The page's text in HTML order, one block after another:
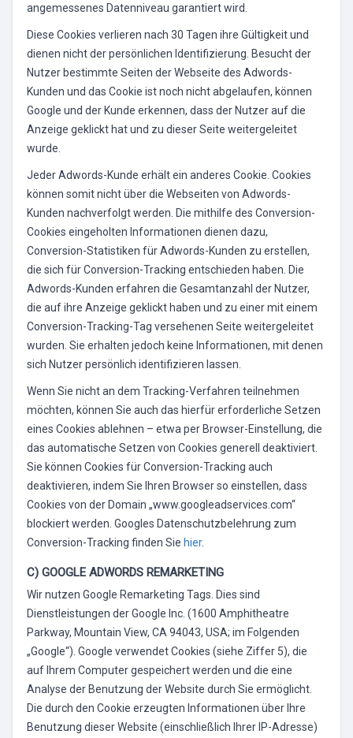
angemessenes Datenniveau garantiert wird.
Diese Cookies verlieren nach 30 Tagen ihre Gültigkeit und
dienen nicht der persönlichen Identifizierung. Besucht der
Nutzer bestimmte Seiten der Webseite des Adwords-
Kunden und das Cookie ist noch nicht abgelaufen, können
Google und der Kunde erkennen, dass der Nutzer auf die
Anzeige geklickt hat und zu dieser Seite weitergeleitet
wurde.
Jeder Adwords-Kunde erhält ein anderes Cookie. Cookies
können somit nicht über die Webseiten von Adwords-
Kunden nachverfolgt werden. Die mithilfe des Conversion-
Cookies eingeholten Informationen dienen dazu,
Conversion-Statistiken für Adwords-Kunden zu erstellen,
die sich für Conversion-Tracking entschieden haben. Die
Adwords-Kunden erfahren die Gesamtanzahl der Nutzer,
die auf ihre Anzeige geklickt haben und zu einer mit einem
Conversion-Tracking-Tag versehenen Seite weitergeleitet
wurden. Sie erhalten jedoch keine Informationen, mit denen
sich Nutzer persönlich identifizieren lassen.
Wenn Sie nicht an dem Tracking-Verfahren teilnehmen
möchten, können Sie auch das hierfür erforderliche Setzen
eines Cookies ablehnen – etwa per Browser-Einstellung, die
das automatische Setzen von Cookies generell deaktiviert.
Sie können Cookies für Conversion-Tracking auch
deaktivieren, indem Sie Ihren Browser so einstellen, dass
Cookies von der Domain „www.googleadservices.com“
blockiert werden. Googles Datenschutzbelehrung zum
Conversion-Tracking finden Sie hier.
C) GOOGLE ADWORDS REMARKETING
Wir nutzen Google Remarketing Tags. Dies sind
Dienstleistungen der Google Inc. (1600 Amphitheatre
Parkway, Mountain View, CA 94043, USA; im Folgenden
„Google“). Google verwendet Cookies (siehe Ziffer 5), die
auf Ihrem Computer gespeichert werden und die eine
Analyse der Benutzung der Website durch Sie ermöglicht.
Die durch den Cookie erzeugten Informationen über Ihre
Benutzung dieser Website (einschließlich Ihrer IP-Adresse)